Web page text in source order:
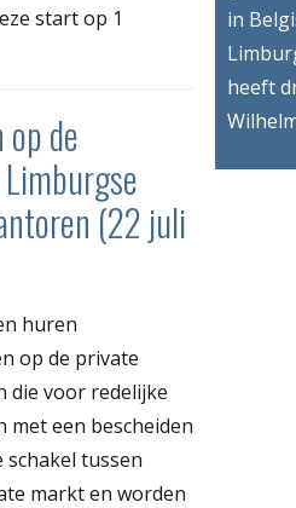
start op 1
de
(22 juli
huren
op de private
die voor redelijke
een bescheiden
schakel tussen
markt en worden
in
heeft